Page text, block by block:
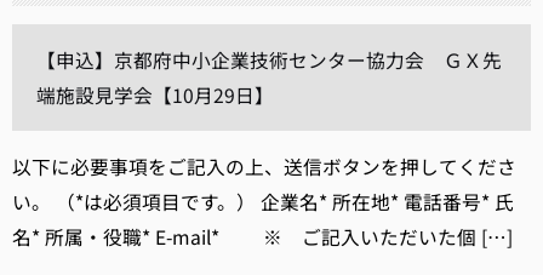
【申込】京都府中小企業技術センター協力会 ＧＸ先
端施設見学会【10月29日】
以下に必要事項をご記入の上、送信ボタンを押してくださ
い。 （*は必須項目です。） 企業名* 所在地* 電話番号* 氏
名* 所属・役職* E-mail* ※ ご記入いただいた個 […]